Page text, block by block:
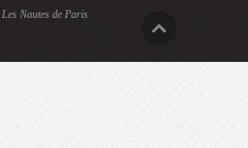
Les Nautes de Paris